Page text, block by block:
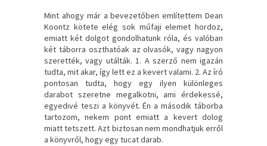
Mint ahogy már a bevezetőben említettem Dean
Koontz kötete elég sok műfaji elemet hordoz,
emiatt két dolgot gondolhatunk róla, és valóban
két táborra oszthatóak az olvasók, vagy nagyon
szerették, vagy utálták. 1. A szerző nem igazán
tudta, mit akar, így lett ez a kevert valami. 2. Az író
pontosan tudta, hogy egy ilyen különleges
darabot szeretne megalkotni, ami érdekessé,
egyedivé teszi a könyvét. Én a második táborba
tartozom, nekem pont emiatt a kevert dolog
miatt tetszett. Azt biztosan nem mondhatjuk erről
a könyvről, hogy egy tucat darab.